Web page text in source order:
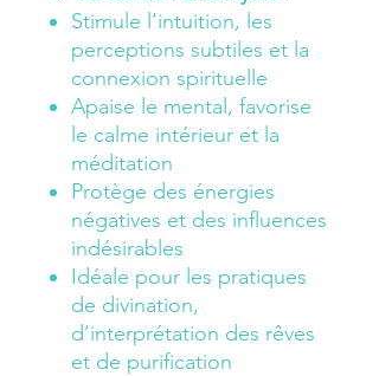
Stimule l’intuition, les
perceptions subtiles et la
connexion spirituelle
Apaise le mental, favorise
le calme intérieur et la
méditation
Protège des énergies
négatives et des influences
indésirables
Idéale pour les pratiques
de divination,
d’interprétation des rêves
et de purification